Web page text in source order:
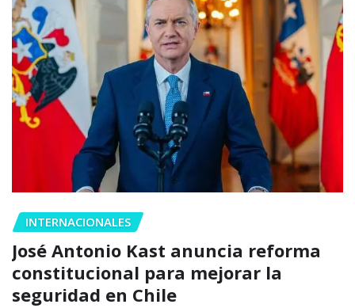
INTERNACIONALES
José Antonio Kast anuncia reforma
constitucional para mejorar la
seguridad en Chile